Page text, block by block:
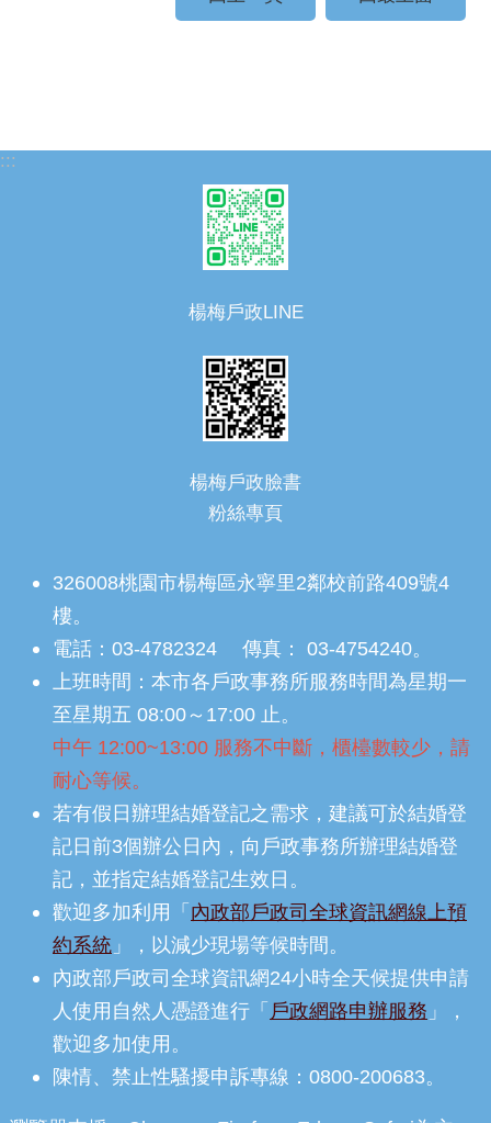
:::
楊梅戶政LINE
楊梅戶政臉書
粉絲專頁
326008桃園市楊梅區永寧里2鄰校前路409號4
樓。
電話：03-4782324 傳真： 03-4754240。
上班時間：本市各戶政事務所服務時間為星期一
至星期五 08:00～17:00 止。
中午 12:00~13:00 服務不中斷，櫃檯數較少，請
耐心等候。
若有假日辦理結婚登記之需求，建議可於結婚登
記日前3個辦公日內，向戶政事務所辦理結婚登
記，並指定結婚登記生效日。
歡迎多加利用「 內政部戶政司全球資訊網線上預
約系統 」，以減少現場等候時間。
內政部戶政司全球資訊網24小時全天候提供申請
人使用自然人憑證進行「 戶政網路申辦服務 」，
歡迎多加使用。
陳情、禁止性騷擾申訴專線：0800-200683。